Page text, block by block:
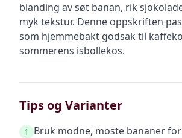
blanding av søt banan, rik
myk tekstur. Denne oppskriften
som hjemmebakt godsak til
sommerens isbollekos.
Tips og Varianter
1
Bruk modne, moste bananer